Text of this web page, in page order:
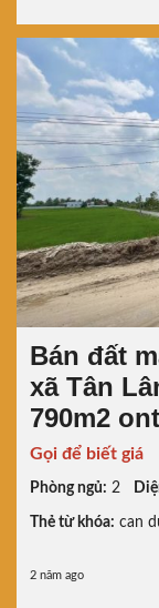
Bán đất
xã Tân
790m2 ont
Gọi để biết giá
Phòng ngủ: 2
Thẻ từ khóa: can
2 năm ago